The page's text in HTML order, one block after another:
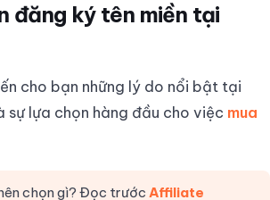
đăng ký tên miền tại
cho bạn những lý do nổi bật tại
sự lựa chọn hàng đầu cho việc mua
chọn gì? Đọc trước Affiliate